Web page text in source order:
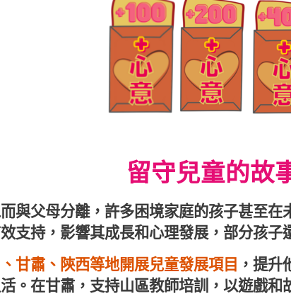
留守兒童的故
與父母分離，許多困境家庭的孩子甚至
支持，影響其成長和心理發展，部分孩子
甘肅、陝西等地開展兒童發展項目 ，提
。在甘肅，支持山區教師培訓，以遊戲